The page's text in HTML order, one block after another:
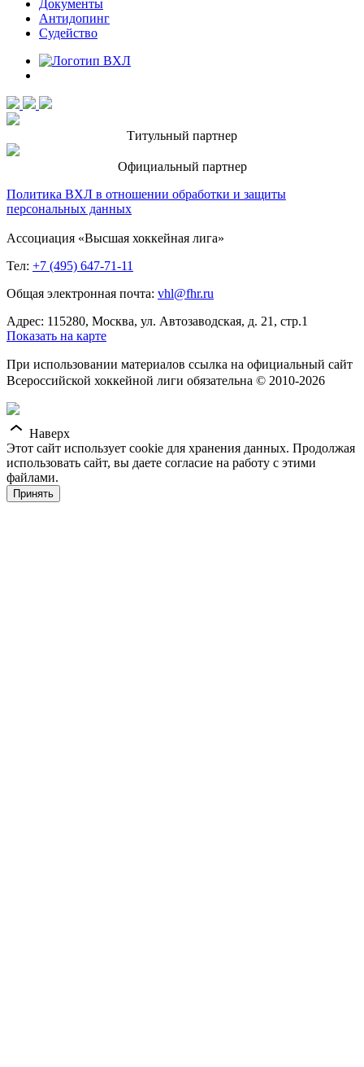
Документы
Антидопинг
Судейство
Титульный партнер
Официальный партнер
Политика ВХЛ в отношении обработки и защиты
персональных данных
Ассоциация «Высшая хоккейная лига»
Тел: +7 (495) 647-71-11
Общая электронная почта: vhl@fhr.ru
Адрес: 115280, Москва, ул. Автозаводская, д. 21, стр.1
Показать на карте
При использовании материалов ссылка на официальный сайт
Всероссийской хоккейной лиги обязательна © 2010-2026
Наверх
Этот сайт использует cookie для хранения данных. Продолжая
использовать сайт, вы даете согласие на работу с этими
файлами.
Принять